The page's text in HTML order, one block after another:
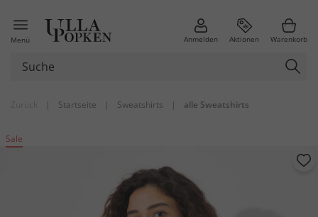
Menü Anmelden Aktionen Warenkorb
| Startseite | Sweatshirts | alle Sweatshirts
Sale